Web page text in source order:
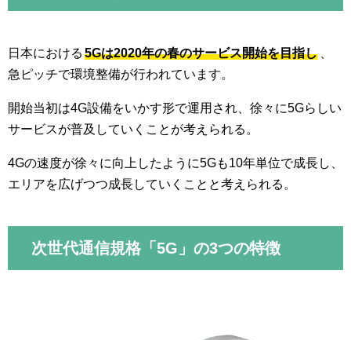
日本における 5Gは2020年の春のサービス開始を目指し
急ピッチで環境整備が行われています。
開始当初は4G設備をいかす形で運用され、徐々に5Gらしい
サービスが普及していくことが考えられる。
4Gの速度が徐々に向上したように5Gも10年単位で成長し、
エリアを広げつつ成長していくことと考えられる。
次世代通信規格「5G」の3つの特徴